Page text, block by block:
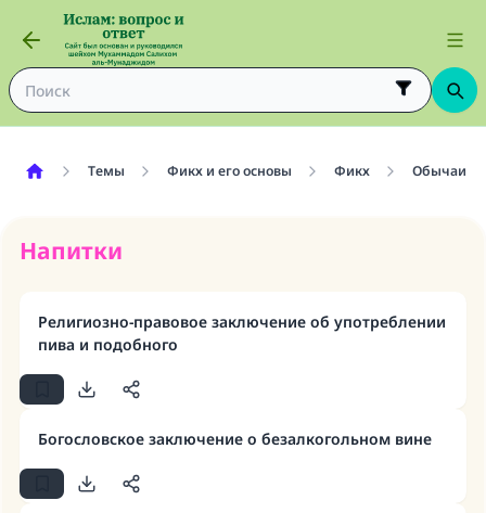
Темы Фикх и его основы Фикх Обычаи
Напитки
Религиозно-правовое заключение об употреблении
пива и подобного
Богословское заключение о безалкогольном вине